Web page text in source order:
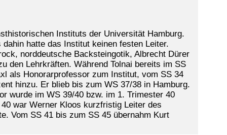
Instituts der Universität Hamburg.
hatte das Institut keinen festen Leiter.
norddeutsche Backsteingotik, Albrecht Dürer
den Lehrkräften. Während Tolnai bereits im SS
als Honorarprofessor zum Institut, vom SS 34
hinzu. Er blieb bis zum WS 37/38 in Hamburg.
wurde im WS 39/40 bzw. im 1. Trimester 40
war Werner Kloos kurzfristig Leiter des
Vom SS 41 bis zum SS 45 übernahm Kurt